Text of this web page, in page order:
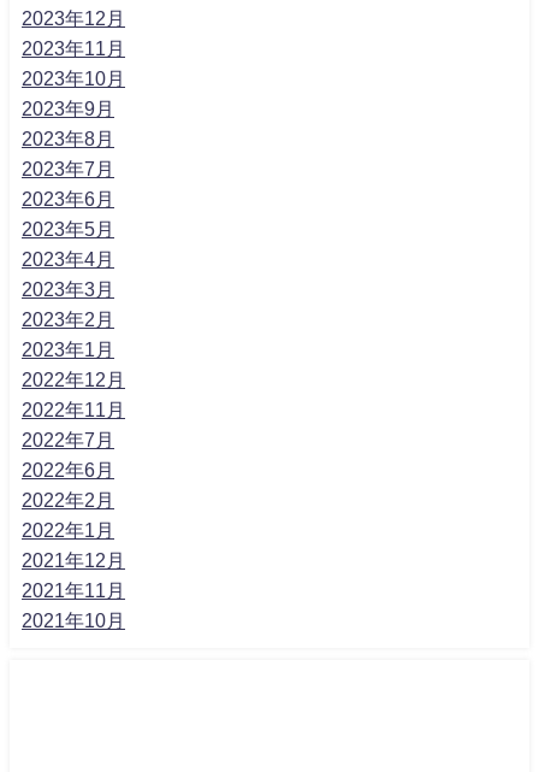
2023年12月
2023年11月
2023年10月
2023年9月
2023年8月
2023年7月
2023年6月
2023年5月
2023年4月
2023年3月
2023年2月
2023年1月
2022年12月
2022年11月
2022年7月
2022年6月
2022年2月
2022年1月
2021年12月
2021年11月
2021年10月